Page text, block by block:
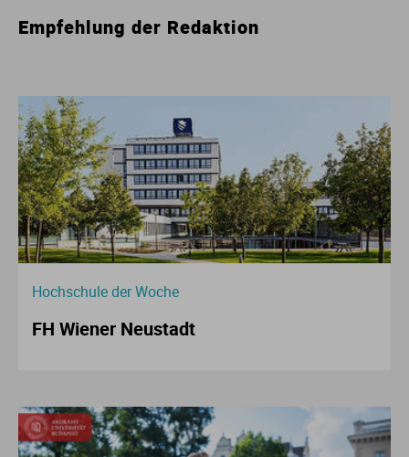
Empfehlung der Redaktion
Hochschule der Woche
FH Wiener Neustadt